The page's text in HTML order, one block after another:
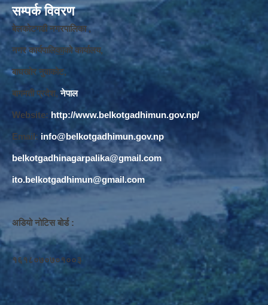
सम्पर्क विवरण
बेलकोटगढी नगरपालिका ,
नगर कार्यपालिकाको कार्यालय,
बाघखोर नुवाकोट,
बागमती प्रदेश, नेपाल
Website: http://www.belkotgadhimun.gov.np/
Email: info@belkotgadhimun.gov.np
belkotgadhinagarpalika@gmail.com
ito.belkotgadhimun@gmail.com
अडियो नोटिस बोर्ड :
१६१८०७०७०१००३